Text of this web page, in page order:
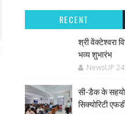
RECENT
श्री वेंक्टेश्वरा
भव्य शुभारंभ
NewsUP
सी-डैक के
सिक्योरिटी